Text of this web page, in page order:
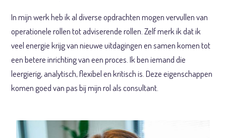
In mijn werk heb ik al diverse opdrachten mogen vervullen van
operationele rollen tot adviserende rollen. Zelf merk ik dat ik
veel energie krijg van nieuwe uitdagingen en samen komen tot
een betere inrichting van een proces. Ik ben iemand die
leergierig, analytisch, flexibel en kritisch is. Deze eigenschappen
komen goed van pas bij mijn rol als consultant.